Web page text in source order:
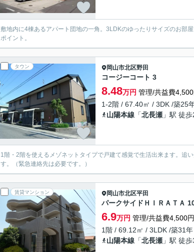
敷地内に4棟あるアパート団地の一角。3LDKのゆったりサイズのお部
ポイント。
タウン 岡山市北区野田
コージーコート 3
8.48万円 管理/共益費4,500
1-2階 / 67.40㎡ / 3DK /築25
山陽本線 「北長瀬 」駅 徒
1階・2階を使えるメゾネットタイプで戸建て感覚で生活出来ます。追
す。（緊急連絡先は必要です。）
賃貸マンション 岡山市北区平田
パークサイドＨＩＲＡＴＡ
6.9万円 管理/共益費4,500円
1階 / 69.12㎡ / 3LDK /築31
山陽本線 「北長瀬 」駅 徒